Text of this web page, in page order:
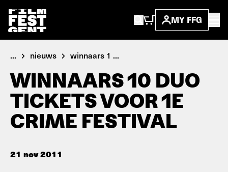
MY FFG
... nieuws winnaars 1 ...
WINNAARS 10 DUO
TICKETS VOOR 1E
CRIME FESTIVAL
21 nov 2011